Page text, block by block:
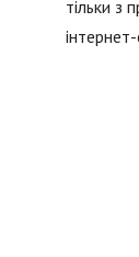
тільки з